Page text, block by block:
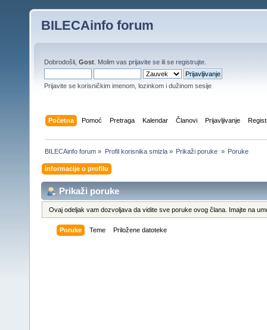
BILECAinfo forum
Dobrodošli, Gost . Molim vas prijavite se ili se registrujte
Prijavite se korisničkim imenom, lozinkom i dužinom sesije
Početna Pomoć Pretraga Kalendar Članovi Prijavljivanje
BILECAinfo forum » Profil korisnika smizla» Prikaži poruke » Poruke
Informacije o profilu
Prikaži poruke
Ovaj odeljak vam dozvoljava da vidite sve poruke ovog člana. Imajte na
Poruke Teme Priložene datoteke